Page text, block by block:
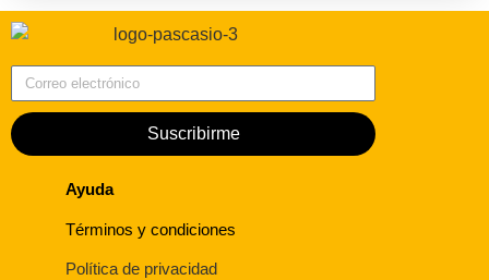
Suscribirme
Ayuda
Términos y condiciones
Política de privacidad